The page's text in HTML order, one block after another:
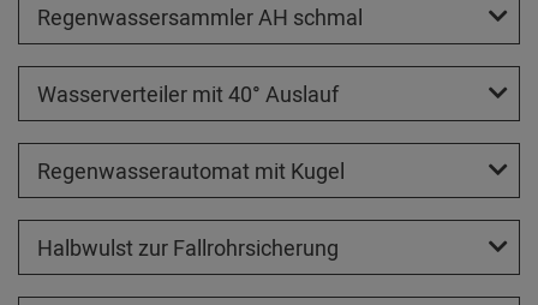
Regenwassersammler AH schmal
Wasserverteiler mit 40° Auslauf
Regenwasserautomat mit Kugel
Halbwulst zur Fallrohrsicherung